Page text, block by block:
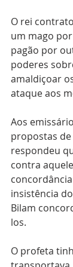
O rei
um mago
pagão por
poderes
amaldiçoar
ataque aos
Aos
propostas
respondeu
contra
insistência
Bilam
los.
O profeta